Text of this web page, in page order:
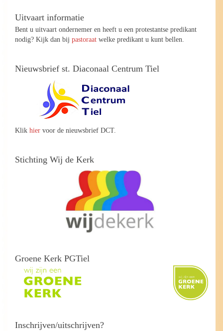
Uitvaart informatie
Bent u uitvaart ondernemer en heeft u een protestantse predikant
nodig? Kijk dan bij pastoraat welke predikant u kunt bellen.
Nieuwsbrief st. Diaconaal Centrum Tiel
Klik hier voor de nieuwsbrief DCT.
Stichting Wij de Kerk
Groene Kerk PGTiel
Inschrijven/uitschrijven?